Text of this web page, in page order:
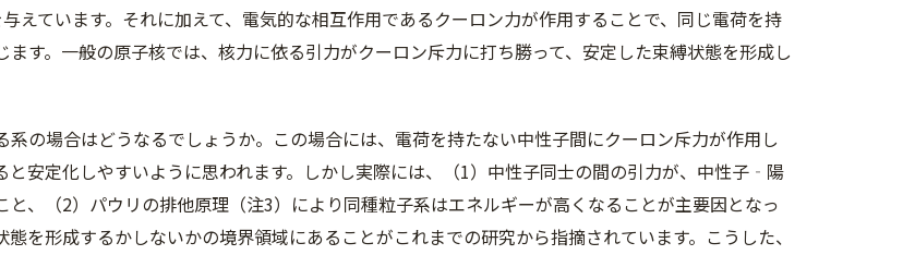
えています。それに加えて、電気的な相互作用であるクーロン力が作用することで、同じ電荷を持
ます。一般の原子核では、核力に依る引力がクーロン斥力に打ち勝って、安定した束縛状態を形成し
系の場合はどうなるでしょうか。この場合には、電荷を持たない中性子間にクーロン斥力が作用し
と安定化しやすいように思われます。しかし実際には、（1）中性子同士の間の引力が、中性子‐陽
と、（2）パウリの排他原理（注3）により同種粒子系はエネルギーが高くなることが主要因となっ
態を形成するかしないかの境界領域にあることがこれまでの研究から指摘されています。こうした、